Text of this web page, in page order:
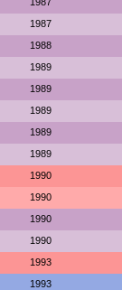
1987
1988
1989
1989
1989
1989
1989
1990
1990
1990
1990
1993
1993